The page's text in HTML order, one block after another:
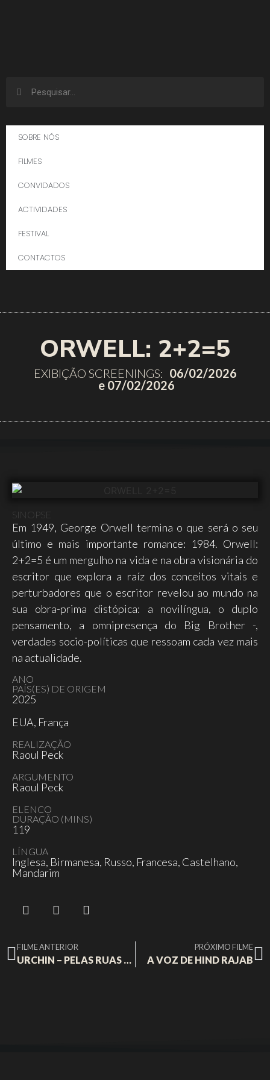
SOBRE NÓS
FILMES
CONVIDADOS
ACTIVIDADES
FESTIVAL
CONTACTOS
ORWELL: 2+2=5
EXIBIÇÃO SCREENINGS: 06/02/2026
e 07/02/2026
SINOPSE
Em 1949, George Orwell termina o que será o seu
último e mais importante romance: 1984. Orwell:
2+2=5 é um mergulho na vida e na obra visionária do
escritor que explora a raíz dos conceitos vitais e
perturbadores que o escritor revelou ao mundo na
sua obra-prima distópica: a novilíngua, o duplo
pensamento, a omnipresença do Big Brother -,
verdades socio-políticas que ressoam cada vez mais
na actualidade.
ANO
PAÍS(ES) DE ORIGEM
2025
EUA, França
REALIZAÇÃO
Raoul Peck
ARGUMENTO
Raoul Peck
ELENCO
DURAÇÃO (MINS)
119
LÍNGUA
Inglesa, Birmanesa, Russo, Francesa, Castelhano,
Mandarim
FILME ANTERIOR
URCHIN – PELAS RUAS DE LONDRES
PRÓXIMO FILME
A VOZ DE HIND RAJAB